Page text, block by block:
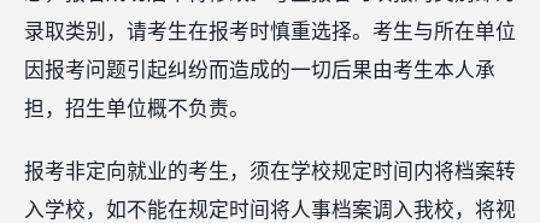
录取类别，请考生在报考时慎重选择。考生与所在单位
因报考问题引起纠纷而造成的一切后果由考生本人承
担，招生单位概不负责。
报考非定向就业的考生，须在学校规定时间内将档案转
入学校，如不能在规定时间将人事档案调入我校，将视